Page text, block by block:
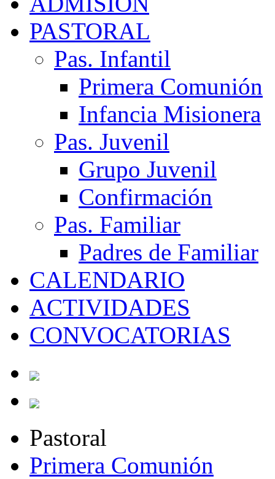
PASTORAL
Pas. Infantil
Primera Comunión
Infancia Misionera
Pas. Juvenil
Grupo Juvenil
Confirmación
Pas. Familiar
Padres de Familiar
CALENDARIO
ACTIVIDADES
CONVOCATORIAS
Pastoral
Primera Comunión